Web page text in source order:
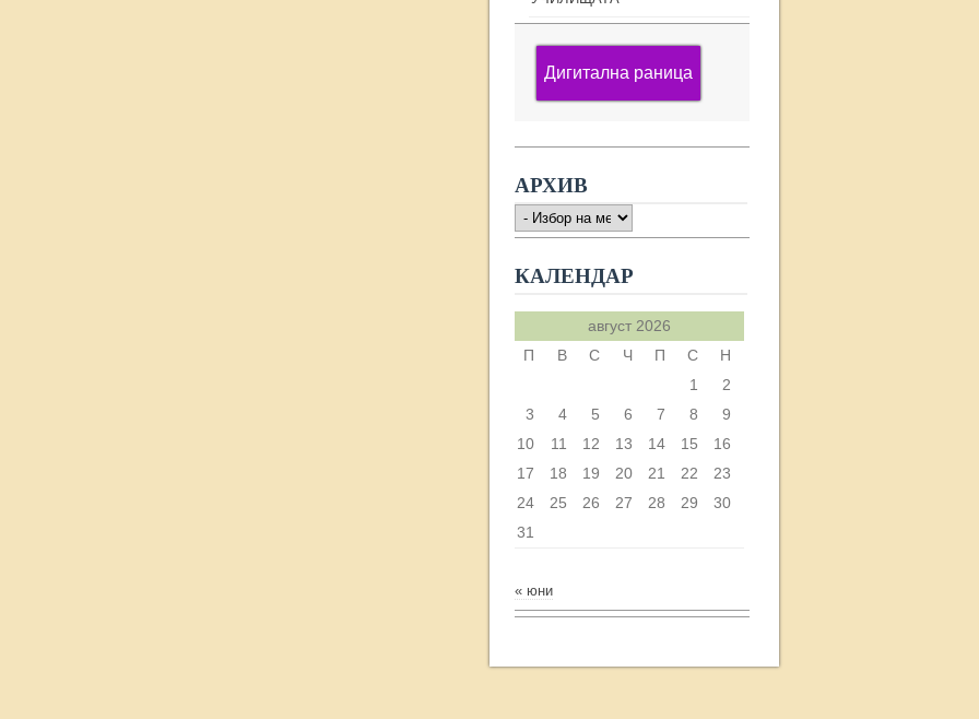
Дигитална раница
АРХИВ
АРХИВ
КАЛЕНДАР
август 2026
П
В С Ч П С
Н
1
2
3
4 5 6 7 8
9
10
11 12 13 14 15
16
17
18 19 20 21 22
23
24
25 26 27 28 29
30
31
« юни